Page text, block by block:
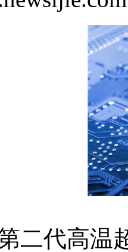
代高温超